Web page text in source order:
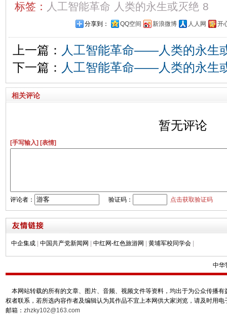
标签： 人工智能革命 人类的永生或灭绝 8
分享到： QQ空间 新浪微博 人人网 开
上一篇： 人工智能革命——人类的永生
下一篇： 人工智能革命——人类的永生
相关评论
暂无评论
[手写输入] [表情]
评论者： 验证码： 点击获取验证码
中企集成 中国共产党新闻网 中红网-红色旅游网 黄埔军校同学会
中华
本网站转载的所有的文章、图片、音频、视频文件等资料，均出于为公众传播
权者联系，若所选内容作者及编辑认为其作品不宜上本网供大家浏览，请及时用
邮箱： zhzky102@163.com